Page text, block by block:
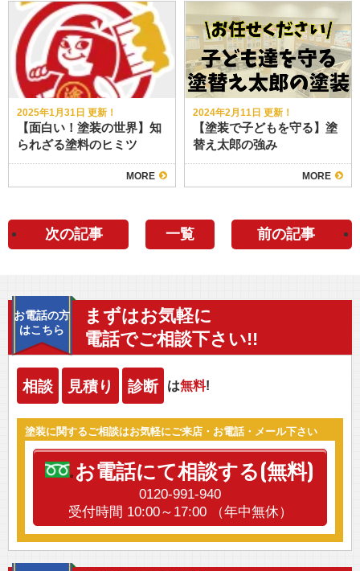
2025年1月31日 更新！
【面白い！塗装の世界】知
られざる塗料のヒミツ
MORE
2024年2月11日 更新！
【塗装で子どもを守る】塗
替え太郎の強み
MORE
次の記事 一覧 前の記事
お電話の方
はこちら
まずはお気軽に
電話でご相談下さい!!
相談 見積り 診断 は無料!
塗装に関するご相談はお気軽にご来店・お電話・メール下さい
お電話にて相談する(無料)
0120-991-940
受付時間 10:00～17:00 （年中無休）